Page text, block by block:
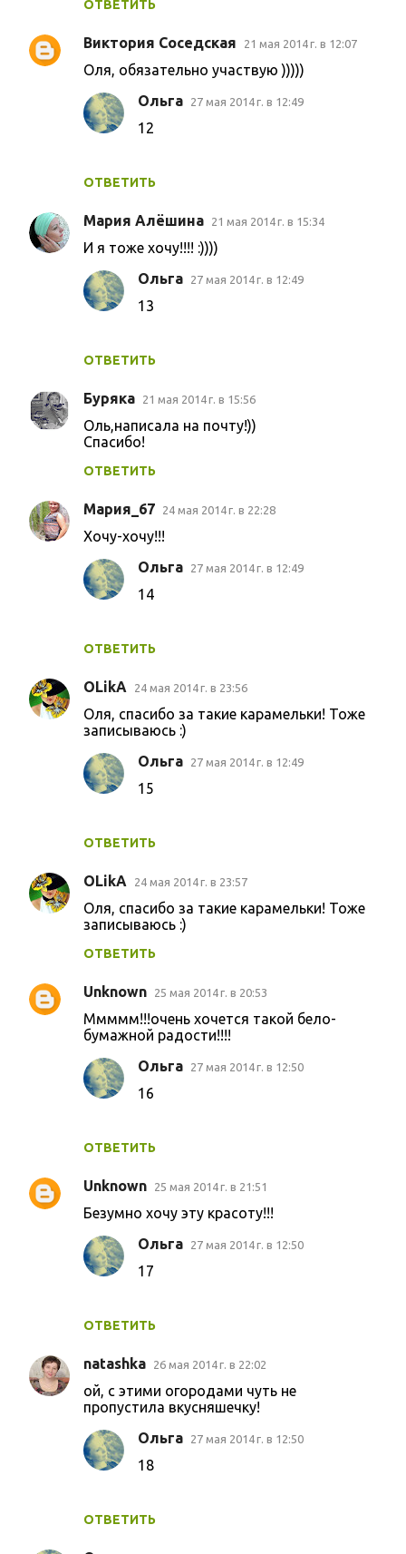
ОТВЕТИТЬ
Виктория Соседская 21 мая 2014 г. в 12:07
Оля, обязательно участвую )))))
ОТВЕТИТЬ
Ольга 27 мая 2014 г. в 12:49
12
Мария Алёшина 21 мая 2014 г. в 15:34
И я тоже хочу!!!! :))))
ОТВЕТИТЬ
Ольга 27 мая 2014 г. в 12:49
13
Буряка 21 мая 2014 г. в 15:56
Оль,написала на почту!))
Спасибо!
ОТВЕТИТЬ
Мария_67 24 мая 2014 г. в 22:28
Хочу-хочу!!!
ОТВЕТИТЬ
Ольга 27 мая 2014 г. в 12:49
14
OLikA 24 мая 2014 г. в 23:56
Оля, спасибо за такие карамельки! Тоже
записываюсь :)
ОТВЕТИТЬ
Ольга 27 мая 2014 г. в 12:49
15
OLikA 24 мая 2014 г. в 23:57
Оля, спасибо за такие карамельки! Тоже
записываюсь :)
ОТВЕТИТЬ
Unknown 25 мая 2014 г. в 20:53
Ммммм!!!очень хочется такой бело-
бумажной радости!!!!
ОТВЕТИТЬ
Ольга 27 мая 2014 г. в 12:50
16
Unknown 25 мая 2014 г. в 21:51
Безумно хочу эту красоту!!!
ОТВЕТИТЬ
Ольга 27 мая 2014 г. в 12:50
17
natashka 26 мая 2014 г. в 22:02
ой, с этими огородами чуть не
пропустила вкусняшечку!
ОТВЕТИТЬ
Ольга 27 мая 2014 г. в 12:50
18